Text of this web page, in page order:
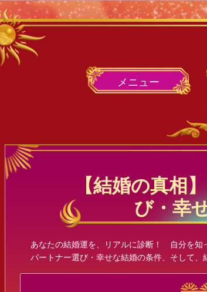
メニュー
【結婚の真相
び・幸
あなたの結婚運を、リアルに診断！ 自分を知
パートナー選び・幸せな結婚の条件、そして、